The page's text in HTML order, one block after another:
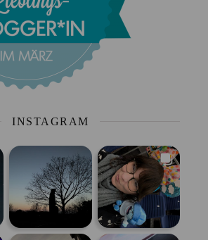
INSTAGRAM